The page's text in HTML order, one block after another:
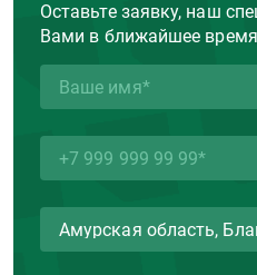
Оставьте заявку, наш
Вами в ближайшее время